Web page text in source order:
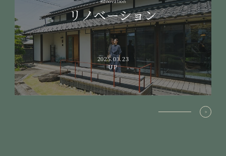
Renovation
リノベーション
2025.03.23
UP